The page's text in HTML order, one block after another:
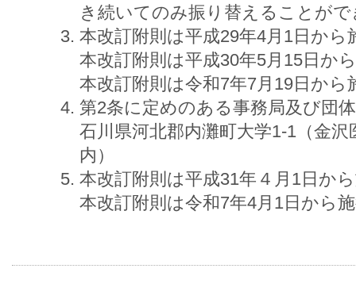
き続いてのみ振り替えることがで
本改訂附則は平成29年4月1日から
本改訂附則は平成30年5月15日か
本改訂附則は令和7年7月19日から
第2条に定めのある事務局及び団
石川県河北郡内灘町大学1-1（金
内）
本改訂附則は平成31年４月1日か
本改訂附則は令和7年4月1日から